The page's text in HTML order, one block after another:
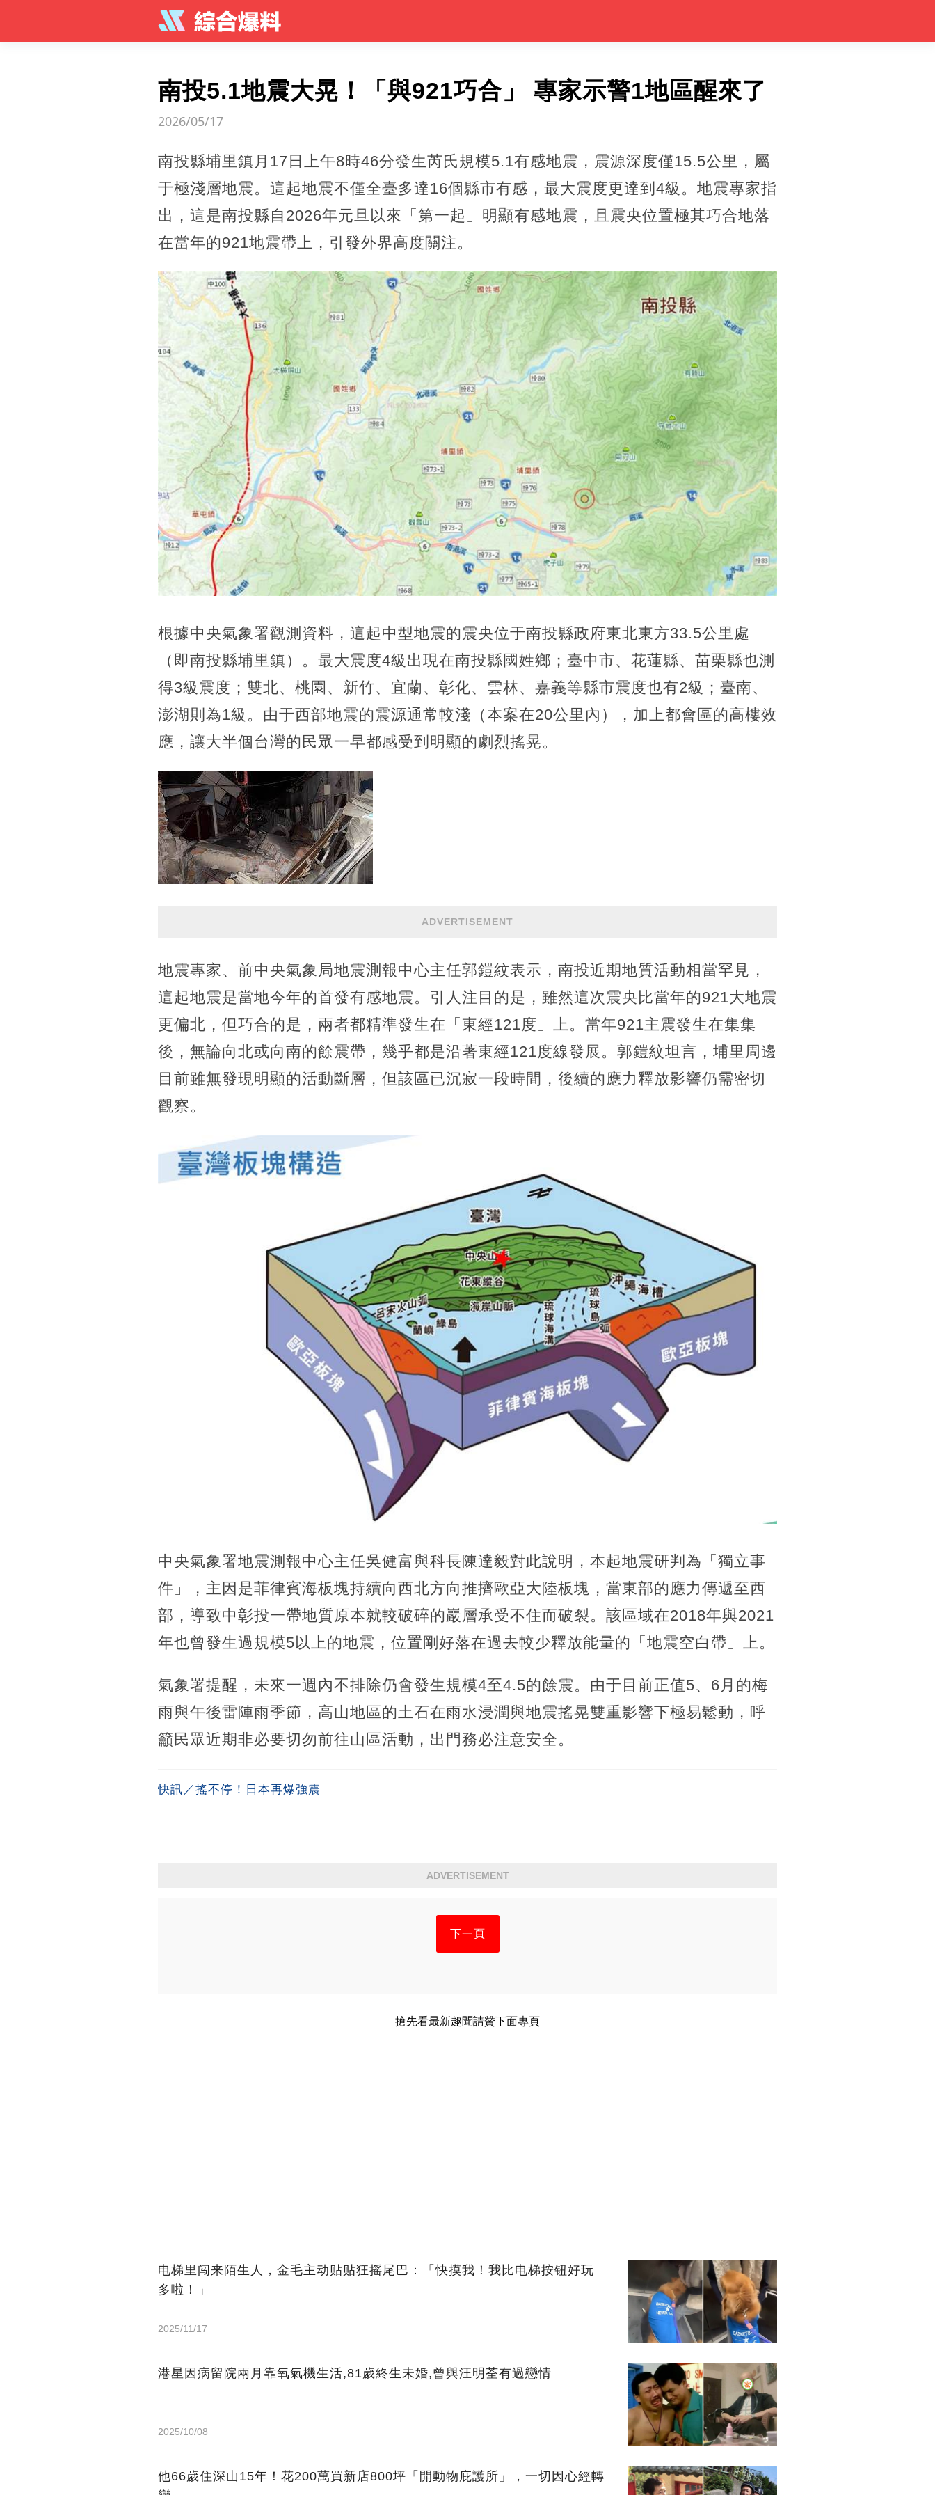
南投5.1地震大晃！「與921巧合」 專家示警1地區醒來了
2026/05/17
南投縣埔里鎮月17日上午8時46分發生芮氏規模5.1有感地震，震源深度僅15.5公里，屬
于極淺層地震。這起地震不僅全臺多達16個縣市有感，最大震度更達到4級。地震專家指
出，這是南投縣自2026年元旦以來「第一起」明顯有感地震，且震央位置極其巧合地落
在當年的921地震帶上，引發外界高度關注。
根據中央氣象署觀測資料，這起中型地震的震央位于南投縣政府東北東方33.5公里處
（即南投縣埔里鎮）。最大震度4級出現在南投縣國姓鄉；臺中市、花蓮縣、苗栗縣也測
得3級震度；雙北、桃園、新竹、宜蘭、彰化、雲林、嘉義等縣市震度也有2級；臺南、
澎湖則為1級。由于西部地震的震源通常較淺（本案在20公里內），加上都會區的高樓效
應，讓大半個台灣的民眾一早都感受到明顯的劇烈搖晃。
ADVERTISEMENT
地震專家、前中央氣象局地震測報中心主任郭鎧紋表示，南投近期地質活動相當罕見，
這起地震是當地今年的首發有感地震。引人注目的是，雖然這次震央比當年的921大地震
更偏北，但巧合的是，兩者都精準發生在「東經121度」上。當年921主震發生在集集
後，無論向北或向南的餘震帶，幾乎都是沿著東經121度線發展。郭鎧紋坦言，埔里周邊
目前雖無發現明顯的活動斷層，但該區已沉寂一段時間，後續的應力釋放影響仍需密切
觀察。
中央氣象署地震測報中心主任吳健富與科長陳達毅對此說明，本起地震研判為「獨立事
件」，主因是菲律賓海板塊持續向西北方向推擠歐亞大陸板塊，當東部的應力傳遞至西
部，導致中彰投一帶地質原本就較破碎的巖層承受不住而破裂。該區域在2018年與2021
年也曾發生過規模5以上的地震，位置剛好落在過去較少釋放能量的「地震空白帶」上。
氣象署提醒，未來一週內不排除仍會發生規模4至4.5的餘震。由于目前正值5、6月的梅
雨與午後雷陣雨季節，高山地區的土石在雨水浸潤與地震搖晃雙重影響下極易鬆動，呼
籲民眾近期非必要切勿前往山區活動，出門務必注意安全。
快訊／搖不停！日本再爆強震
ADVERTISEMENT
下一頁
搶先看最新趣聞請贊下面專頁
电梯里闯来陌生人，金毛主动贴贴狂摇尾巴：「快摸我！我比电梯按钮好玩
多啦！」
2025/11/17
港星因病留院兩月靠氧氣機生活,81歲終生未婚,曾與汪明荃有過戀情
2025/10/08
他66歲住深山15年！花200萬買新店800坪「開動物庇護所」，一切因心經轉